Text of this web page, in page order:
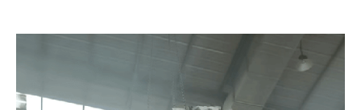
Čeština
Kiswahili